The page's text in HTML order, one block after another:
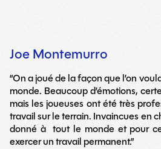
Joe Montemurro
“On a joué de la façon que l’on
monde. Beaucoup d’émotions,
mais les joueuses ont été très
travail sur le terrain. Invaincues en
donné à tout le monde et pour
exercer un travail permanent.”